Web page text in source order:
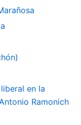
en la
Ramonich